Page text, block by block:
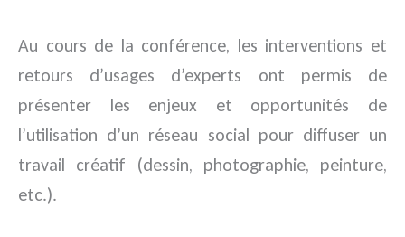
Au cours de la conférence, les interventions et
retours d’usages d’experts ont permis de
présenter les enjeux et opportunités de
l’utilisation d’un réseau social pour diffuser un
travail créatif (dessin, photographie, peinture,
etc.).